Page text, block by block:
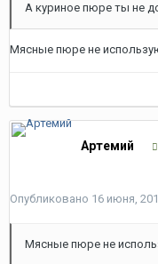
А куриное пюре ты не
Мясные пюре не
Артемий
Опубликовано 16 июня,
Мясные пюре не